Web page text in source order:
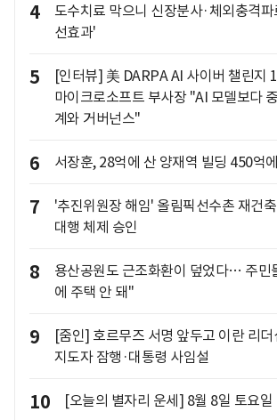
4
도수치료 막으니 신장분사·체외충격
선효과'
5
[인터뷰] 美 DARPA AI 사이버 챌린지
마이크로소프트 부사장 "AI 모델보다
계와 거버넌스"
6 서장훈, 28억에 산 양재역 빌딩 450억
7
'추진위원장 해임' 올림픽선수촌 재건
대행 체제 승인
8
용산공원도 근조화환이 덮었다… 주민
에 주택 안 돼"
9
[줌인] 호르무즈 서명 앞두고 이란 리
지도자 잠행·대통령 사임설
10 [오늘의 별자리 운세] 8월 8일 토요일